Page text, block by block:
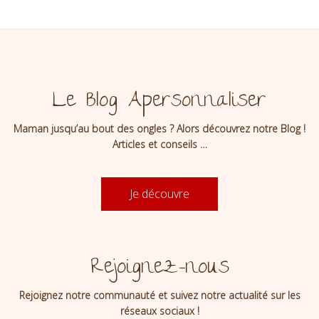
Le Blog Apersonnaliser
Maman jusqu’au bout des ongles ? Alors découvrez notre Blog !
Articles et conseils …
Je découvre
Rejoignez-nous
Rejoignez notre communauté et suivez notre actualité sur les
réseaux sociaux !